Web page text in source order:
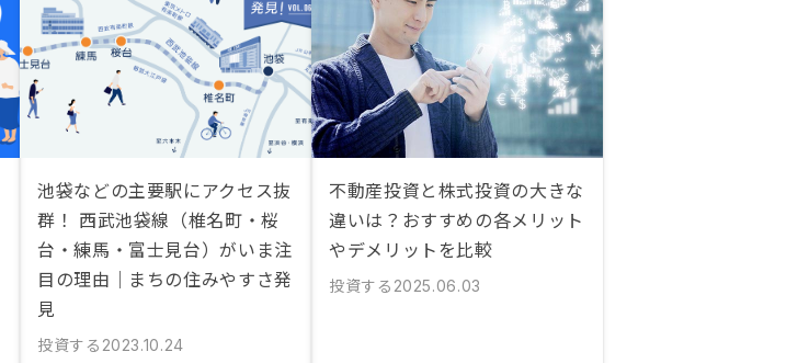
池袋などの主要駅にアクセス抜
群！ 西武池袋線（椎名町・桜
台・練馬・富士見台）がいま注
目の理由｜まちの住みやすさ発
見
投資する 2023.10.24
不動産投資と株式投資の大きな
違いは？おすすめの各メリット
やデメリットを比較
投資する 2025.06.03